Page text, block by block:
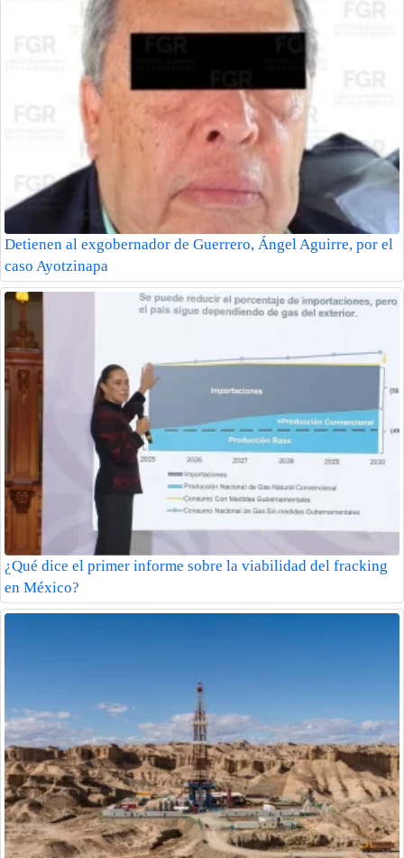
Detienen al exgobernador de Guerrero, Ángel Aguirre, por el
caso Ayotzinapa
¿Qué dice el primer informe sobre la viabilidad del fracking
en México?